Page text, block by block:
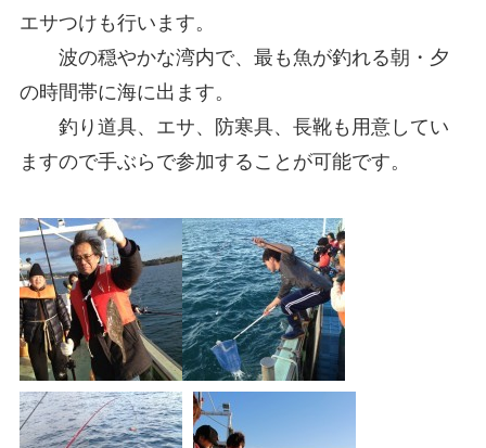
エサつけも行います。
波の穏やかな湾内で、最も魚が釣れる朝・夕
の時間帯に海に出ます。
釣り道具、エサ、防寒具、長靴も用意してい
ますので手ぶらで参加することが可能です。